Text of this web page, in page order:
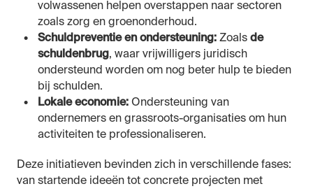
volwassenen helpen overstappen naar sectoren
zoals zorg en groenonderhoud.
Schuldpreventie en ondersteuning:Zoals de
schuldenbrug, waar vrijwilligers juridisch
ondersteund worden om nog beter hulp te bieden
bij schulden.
Lokale economie:Ondersteuning van
ondernemers en grassroots-organisaties om hun
activiteiten te professionaliseren.
Deze initiatieven bevinden zich in verschillende fases:
van startende ideeën tot concrete projecten met